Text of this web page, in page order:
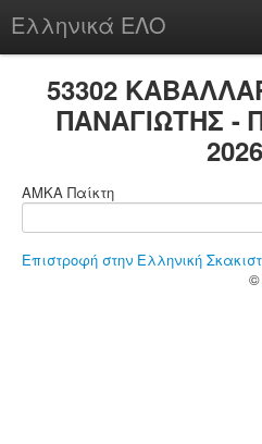
Ελληνικά ΕΛΟ
53302
ΠΑΝΑΓΙΩΤΗΣ -
ΑΜΚΑ Παίκτη
Επιστροφή στην Ελληνική
©